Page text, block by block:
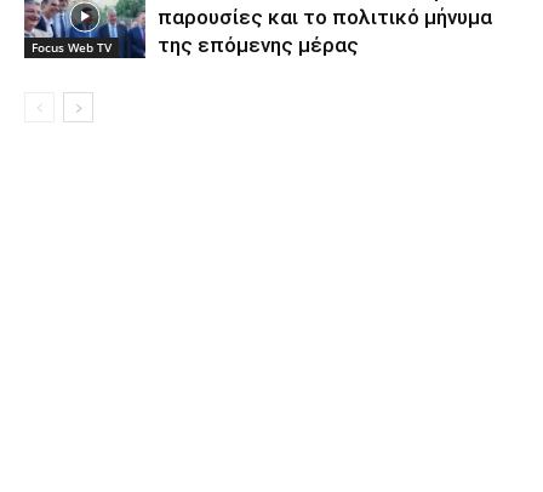
Focus Web TV
παρουσίες και το πολιτικό μήνυμα
της επόμενης μέρας